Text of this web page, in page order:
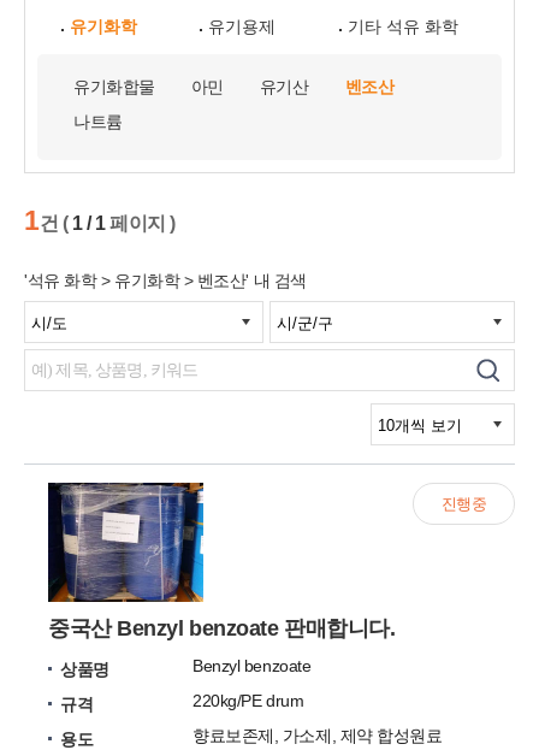
유기화학
유기용제 기타 석유 화학
유기화합물 아민 유기산
벤조산
나트륨
1건 ( 1 / 1페이지 )
'석유 화학 > 유기화학 > 벤조산' 내 검색
중국산 Benzyl benzoate 판매합니다.
상품명
Benzyl benzoate
규격
220kg/PE drum
용도
향료보존제, 가소제, 제약 합성원료
진행중